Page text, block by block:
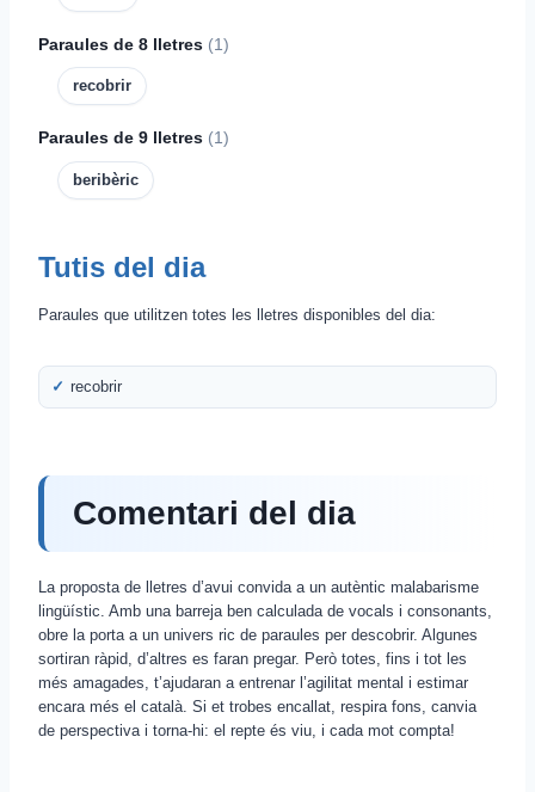
Paraules de 8 lletres (1)
recobrir
Paraules de 9 lletres (1)
beribèric
Tutis del dia
Paraules que utilitzen totes les lletres disponibles del dia:
recobrir
Comentari del dia
La proposta de lletres d’avui convida a un autèntic malabarisme
lingüístic. Amb una barreja ben calculada de vocals i consonants,
obre la porta a un univers ric de paraules per descobrir. Algunes
sortiran ràpid, d’altres es faran pregar. Però totes, fins i tot les
més amagades, t’ajudaran a entrenar l’agilitat mental i estimar
encara més el català. Si et trobes encallat, respira fons, canvia
de perspectiva i torna-hi: el repte és viu, i cada mot compta!